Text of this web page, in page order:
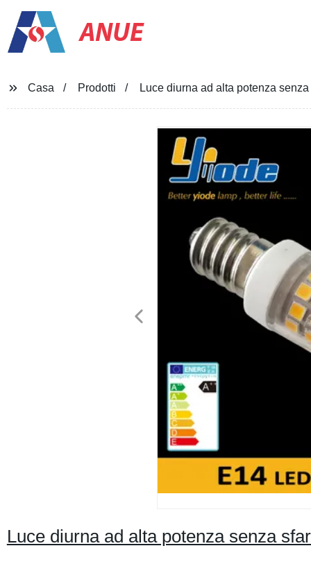
ANUE
Casa Prodotti Luce diurna ad alta potenza
Luce diurna ad alta potenza senza